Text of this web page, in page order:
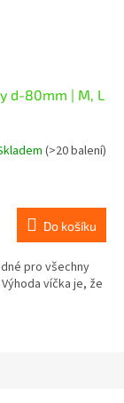
d-80mm | M, L
(>20 balení)
Do košíku
pro všechny
víčka je, že